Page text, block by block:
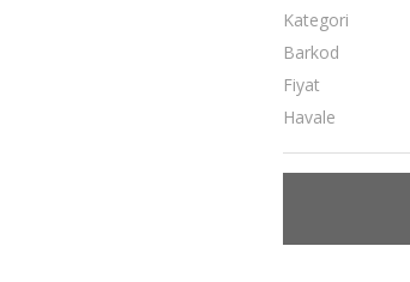
Kategori
Barkod
Fiyat
Havale